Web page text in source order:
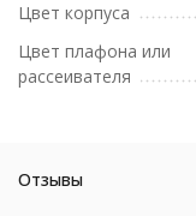
Цвет корпуса
Цвет плафона или
рассеивателя
Отзывы